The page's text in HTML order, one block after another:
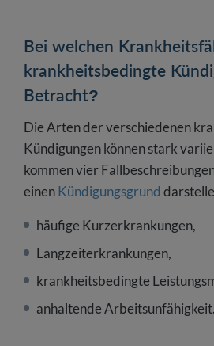
Bei welchen
krankheitsbedingte
Betracht?
Die Arten der verschiedenen
Kündigungen können stark
kommen vier
einenKündigungsgrund
häufige Kurzerkrankungen,
Langzeiterkrankungen,
krankheitsbedingte
anhaltende Arbeitsunfähigkeit.